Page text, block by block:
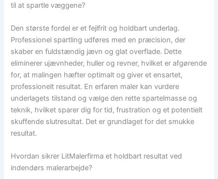
til at spartle væggene?
Den største fordel er et fejlfrit og holdbart underlag.
Professionel spartling udføres med en præcision, der
skaber en fuldstændig jævn og glat overflade. Dette
eliminerer ujævnheder, huller og revner, hvilket er afgørende
for, at malingen hæfter optimalt og giver et ensartet,
professionelt resultat. En erfaren maler kan vurdere
underlagets tilstand og vælge den rette spartelmasse og
teknik, hvilket sparer dig for tid, frustration og et potentielt
skuffende slutresultat. Det er grundlaget for det smukke
resultat.
Hvordan sikrer LitMalerfirma et holdbart resultat ved
indendørs malerarbejde?